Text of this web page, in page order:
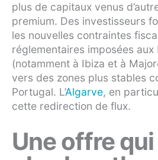
plus de capitaux venus
premium. Des investisseurs
les nouvelles contraintes
réglementaires imposées aux
(notamment à Ibiza et à
vers des zones plus stables
Portugal. L’Algarve, en
cette redirection de flux.
Une offre